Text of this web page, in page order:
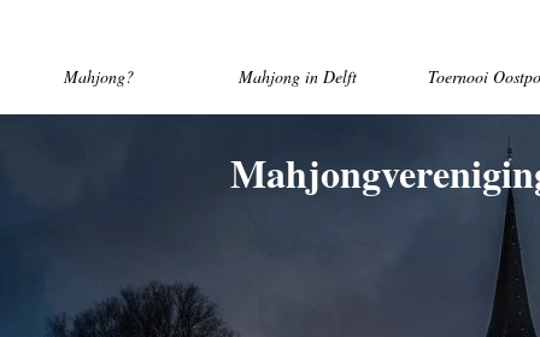
Mahjong? Mahjong in Delft Toernooi